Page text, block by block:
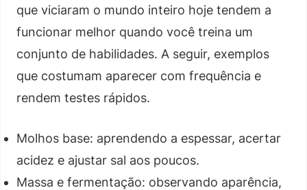
que viciaram o mundo inteiro hoje tendem a
funcionar melhor quando você treina um
conjunto de habilidades. A seguir, exemplos
que costumam aparecer com frequência e
rendem testes rápidos.
Molhos base: aprendendo a espessar, acertar
acidez e ajustar sal aos poucos.
Massa e fermentação: observando aparência,